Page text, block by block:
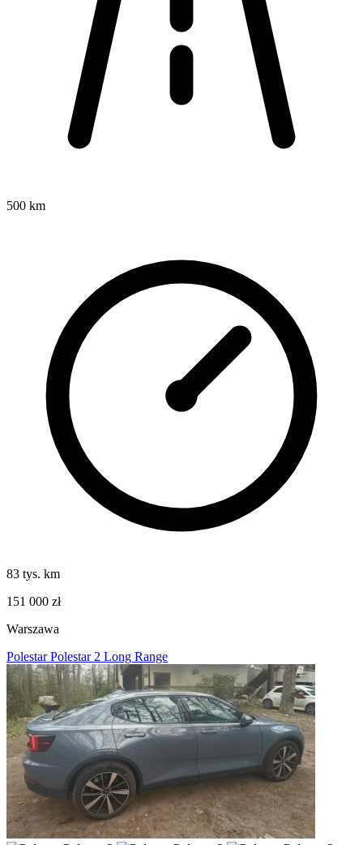
500 km
83 tys. km
151 000 zł
Warszawa
Polestar Polestar 2 Long Range